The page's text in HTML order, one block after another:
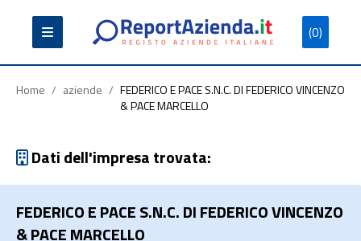
(0)
Partita
Iva
Codice
Fiscale
Ragione
Sociale
Home / aziende / FEDERICO E PACE S.N.C. DI FEDERICO VINCENZO
& PACE MARCELLO
Dati dell'impresa trovata:
FEDERICO E PACE S.N.C. DI FEDERICO VINCENZO
& PACE MARCELLO